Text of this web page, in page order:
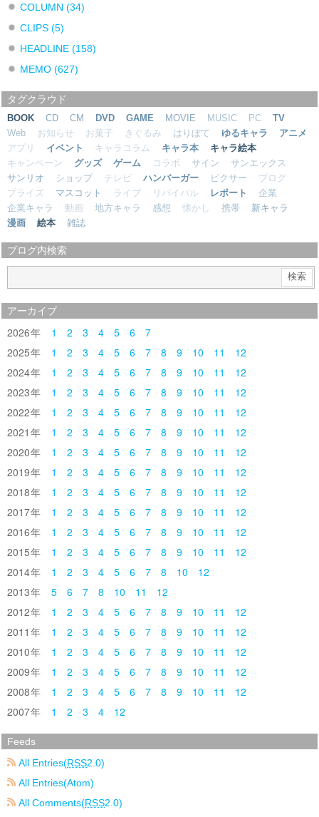
COLUMN (34)
CLIPS (5)
HEADLINE (158)
MEMO (627)
タグクラウド
BOOK CD CM DVD GAME MOVIE MUSIC PC
TV
Web
お知らせ お菓子 きぐるみ はりぼて ゆるキャラ
アニメ
アプリ
イベント キャラコラム キャラ本
キャラ絵本
キャンペーン
グッズ ゲーム コラボ サイン
サンエックス
サンリオ
ショップ テレビ ハンバーガー ピクサー
ブログ
プライズ
マスコット ライブ リバイバル レポート
企業
企業キャラ
動画 地方キャラ 感想 懐かし 携帯
新キャラ
漫画
絵本 雑誌
ブログ内検索
アーカイブ
2026 1 2 3 4 5 6
7
2025
1 2 3 4 5 6 7 8 9 10 11
12
2024
1 2 3 4 5 6 7 8 9 10 11
12
2023
1 2 3 4 5 6 7 8 9 10 11
12
2022
1 2 3 4 5 6 7 8 9 10 11
12
2021
1 2 3 4 5 6 7 8 9 10 11
12
2020
1 2 3 4 5 6 7 8 9 10 11
12
2019
1 2 3 4 5 6 7 8 9 10 11
12
2018
1 2 3 4 5 6 7 8 9 10 11
12
2017
1 2 3 4 5 6 7 8 9 10 11
12
2016
1 2 3 4 5 6 7 8 9 10 11
12
2015
1 2 3 4 5 6 7 8 9 10 11
12
2014
1 2 3 4 5 6 7 8 10
12
2013
5 6 7 8 10 11
12
2012
1 2 3 4 5 6 7 8 9 10 11
12
2011
1 2 3 4 5 6 7 8 9 10 11
12
2010
1 2 3 4 5 6 7 8 9 10 11
12
2009
1 2 3 4 5 6 7 8 9 10 11
12
2008
1 2 3 4 5 6 7 8 9 10 11
12
2007
1 2 3 4 12
Feeds
All Entries(RSS2.0)
All Entries(Atom)
All Comments(RSS2.0)